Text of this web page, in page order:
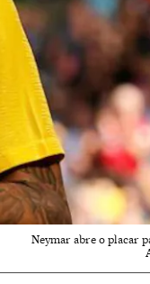
Neymar abre o placar